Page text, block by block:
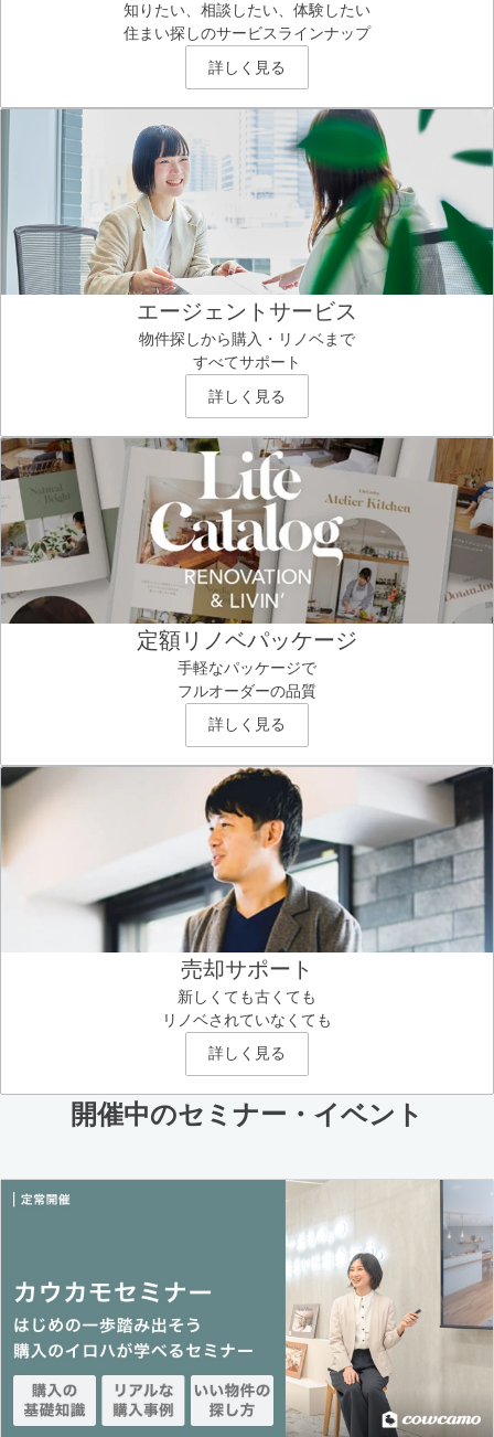
知りたい、相談したい、体験したい
住まい探しのサービスラインナップ
詳しく見る
エージェントサービス
物件探しから購入・リノベまで
すべてサポート
詳しく見る
定額リノベパッケージ
手軽なパッケージで
フルオーダーの品質
詳しく見る
売却サポート
新しくても古くても
リノベされていなくても
詳しく見る
開催中のセミナー・イベント